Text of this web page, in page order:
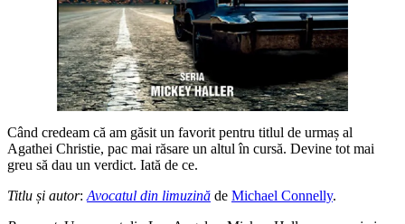
Când credeam că am găsit un favorit pentru titlul de urmaș al
Agathei Christie, pac mai răsare un altul în cursă. Devine tot mai
greu să dau un verdict. Iată de ce.
Titlu și autor: Avocatul din limuzină de Michael Connelly.